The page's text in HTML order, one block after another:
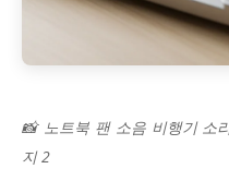
📸 노트북 팬 소음 비행기 소
지 2